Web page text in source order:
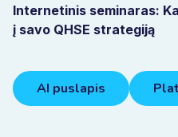
Internetinis seminaras:
į savo QHSE strategiją
AI puslapis